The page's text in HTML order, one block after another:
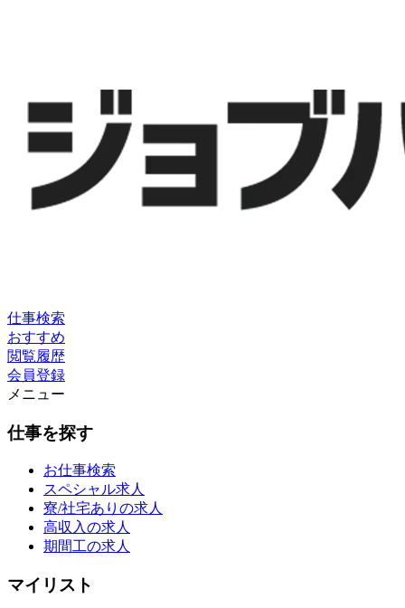
仕事検索
おすすめ
閲覧履歴
会員登録
メニュー
仕事を探す
お仕事検索
スペシャル求人
寮/社宅ありの求人
高収入の求人
期間工の求人
マイリスト